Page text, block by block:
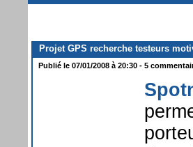
Projet GPS recherche testeurs
Publié le 07/01/2008 à 20:30 - 5